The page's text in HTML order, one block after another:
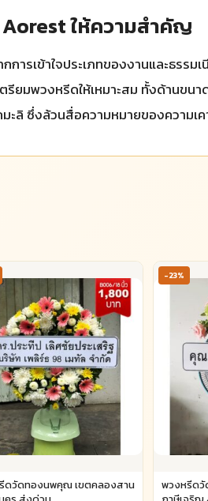
ให้ความสำคัญ
ารเข้าใจประเภทของงานและธรร
ยมพวงหรีดให้เหมาะสม ทั้งด้านขน
ลิ ซึ่งล้วนสื่อความหมายของความเค
ดวัดทองนพคุณ เขตคลองสาน
-23%
พวงหรีดวั